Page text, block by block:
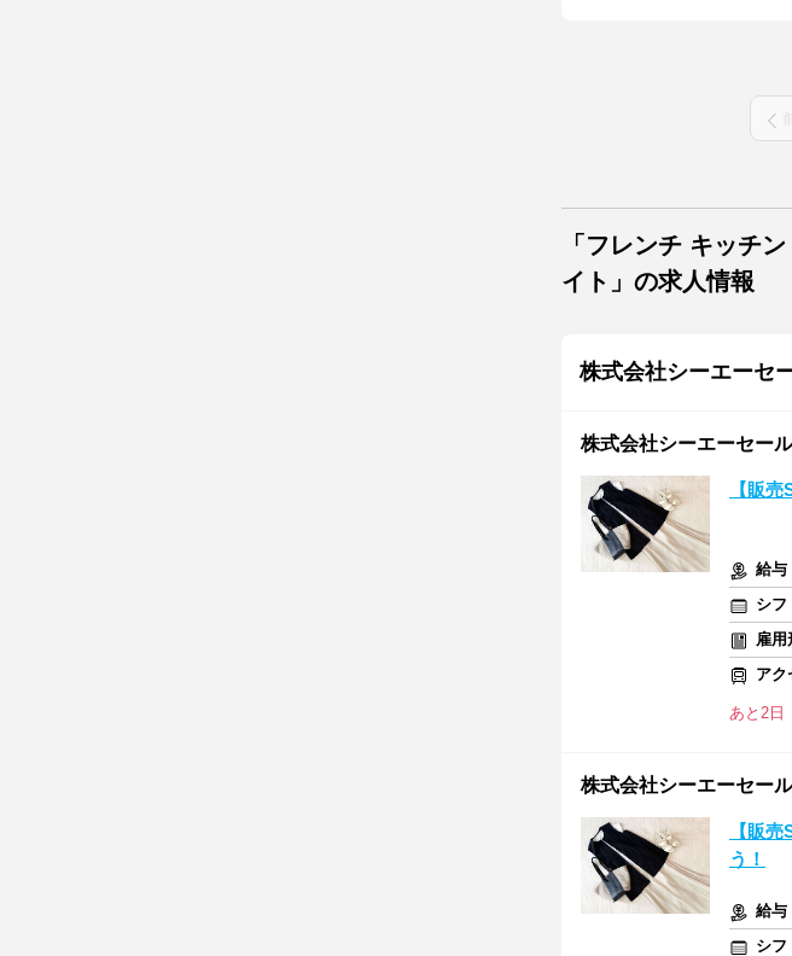
「フレンチ キッチ
イト」の求人情報
株式会社シーエーセ
株式会社シーエーセー
【販
給与
シフ
雇用
アク
あと2日
株式会社シーエーセー
【販
う！
給与
シフ